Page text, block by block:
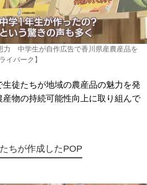
力 中学生が自作広告で香川県産農産品を
パーク】
徒たちが地域の農産品の魅力を発
物の持続可能性向上に取り組んで
ちが作成したPOP